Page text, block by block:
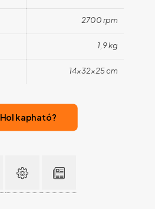
2700 rpm
1,9 kg
14x32x25 cm
Hol kapható?